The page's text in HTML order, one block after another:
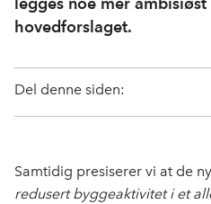
hovedforslaget.
Del denne siden:
Samtidig presiserer vi at de
redusert byggeaktivitet i et